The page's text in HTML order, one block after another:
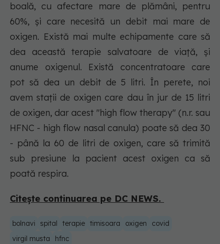
boală, cu afectare mare de plămâni, pentru
60%, și care necesită un debit mai mare de
oxigen. Există mai multe echipamente care să
dea această terapie salvatoare de viață, și
anume oxigenul. Există concentratoare care
pot să dea un debit de 5 litri. În perete, noi
avem stații de oxigen care dau în jur de 15 litri
de oxigen, dar acest "high flow therapy" (n.r. sau
HFNC - high flow nasal canula) poate să dea 30
- până la 60 de litri de oxigen, care să trimită
sub presiune la pacient acest oxigen ca să
poată respira.
Citește continuarea pe DC NEWS.
bolnavi spital terapie timisoara oxigen
covid
virgil musta
hfnc